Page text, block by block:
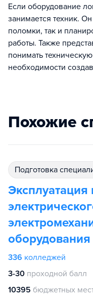
Если оборудование
занимается техник.
поломки, так и
работы. Также
понимать
необходимости
Похожие
подготовка
336 колледжей
3-30 проходной балл
10395 бюджетных